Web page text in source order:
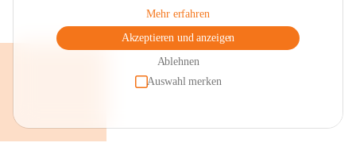
Mehr erfahren
Akzeptieren und anzeigen
Ablehnen
Auswahl merken